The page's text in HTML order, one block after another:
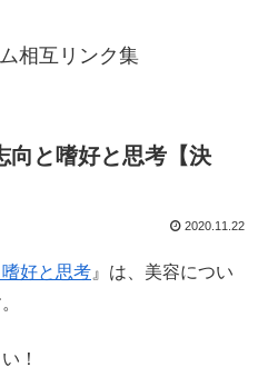
相互リンク集
向と嗜好と思考【決
2020.11.22
好と思考 』は、美容につい
！